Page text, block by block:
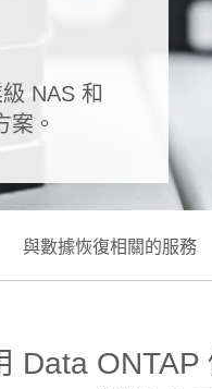
NAS 和
案。
與數據恢復相關的服務
Data